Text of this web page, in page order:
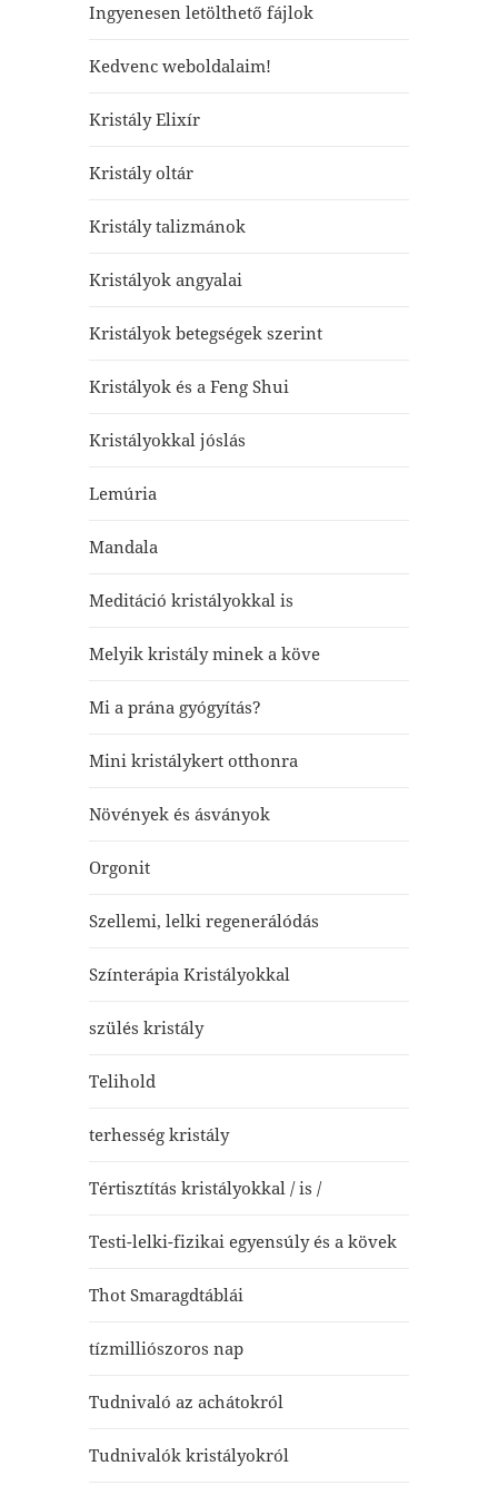
Ingyenesen letölthető fájlok
Kedvenc weboldalaim!
Kristály Elixír
Kristály oltár
Kristály talizmánok
Kristályok angyalai
Kristályok betegségek szerint
Kristályok és a Feng Shui
Kristályokkal jóslás
Lemúria
Mandala
Meditáció kristályokkal is
Melyik kristály minek a köve
Mi a prána gyógyítás?
Mini kristálykert otthonra
Növények és ásványok
Orgonit
Szellemi, lelki regenerálódás
Színterápia Kristályokkal
szülés kristály
Telihold
terhesség kristály
Tértisztítás kristályokkal / is /
Testi-lelki-fizikai egyensúly és a kövek
Thot Smaragdtáblái
tízmilliószoros nap
Tudnivaló az achátokról
Tudnivalók kristályokról